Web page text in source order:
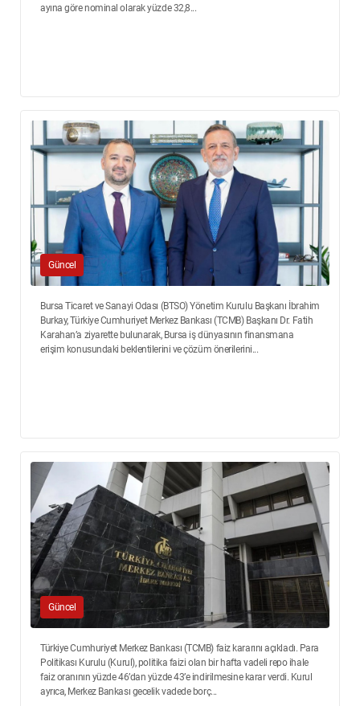
ayına göre nominal olarak yüzde 32,8...
Güncel
Bursa Ticaret ve Sanayi Odası (BTSO) Yönetim Kurulu Başkanı İbrahim
Burkay, Türkiye Cumhuriyet Merkez Bankası (TCMB) Başkanı Dr. Fatih
Karahan’a ziyarette bulunarak, Bursa iş dünyasının finansmana
erişim konusundaki beklentilerini ve çözüm önerilerini...
Güncel
Türkiye Cumhuriyet Merkez Bankası (TCMB) faiz kararını açıkladı. Para
Politikası Kurulu (Kurul), politika faizi olan bir hafta vadeli repo ihale
faiz oranının yüzde 46’dan yüzde 43’e indirilmesine karar verdi. Kurul
ayrıca, Merkez Bankası gecelik vadede borç...